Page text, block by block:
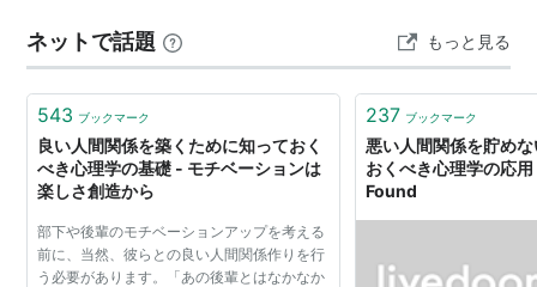
ネットで話題 もっと見る
543 ブックマーク
良い人間関係を築くために知っておく
べき心理学の基礎 - モチベーションは
楽しさ創造から
部下や後輩のモチベーションアップを考える
前に、当然、彼らとの良い人間関係作りを行
う必要があります。「あの後輩とはなかなか
237 ブックマーク
悪い人間関係を貯め
おくべき心理学の応
Found